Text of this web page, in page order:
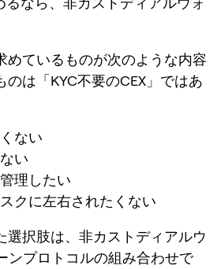
めているものが次のような内容
は「KYC不要のCEX」ではあ
ない
い
理したい
クに左右されたくない
択肢は、 非カストディアルウ
ンプロトコルの組み合わせで